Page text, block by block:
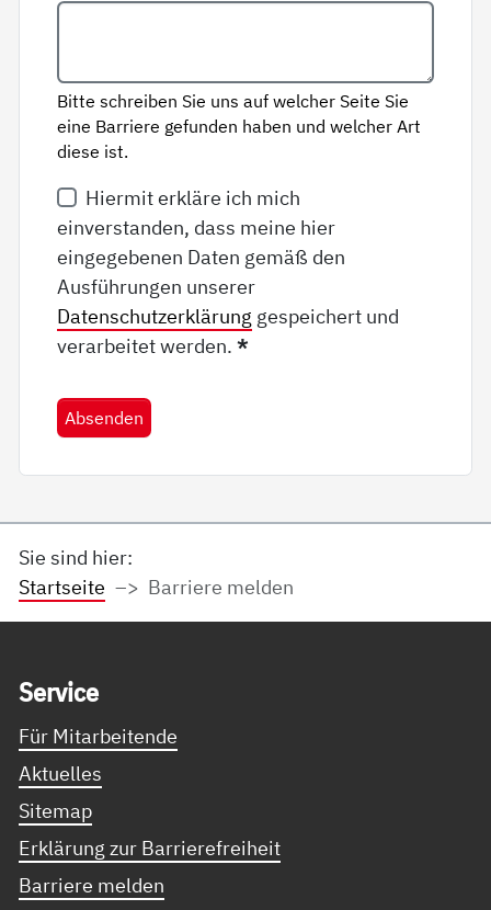
Bitte schreiben Sie uns auf welcher Seite Sie
eine Barriere gefunden haben und welcher Art
diese ist.
Hiermit erkläre ich mich
einverstanden, dass meine hier
eingegebenen Daten gemäß den
Ausführungen unserer
Datenschutzerklärung gespeichert und
verarbeitet werden.*
Absenden
Sie sind hier:
Startseite
Barriere melden
Ser­vice
Für Mitarbeitende
Aktuelles
Sitemap
Erklärung zur Barrierefreiheit
Barriere melden